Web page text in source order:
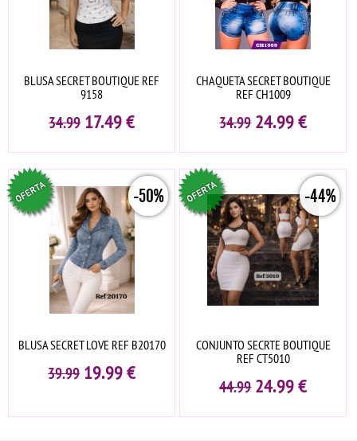
BLUSA SECRET BOUTIQUE REF
9158
34.99 17.49€
CHAQUETA SECRET BOUTIQUE
REF CH1009
34.99 24.99€
-50%
BLUSA SECRET LOVE REF B20170
39.99 19.99€
-44%
CONJUNTO SECRTE BOUTIQUE
REF CT5010
44.99 24.99€